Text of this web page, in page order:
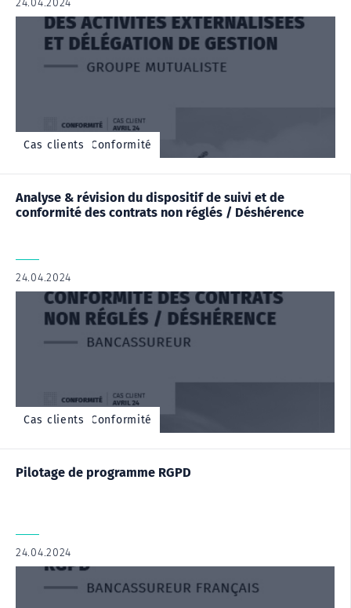
Cas client - Conformité
Cas clients
Analyse & révision du dispositif de suivi et de
conformité des contrats non réglés / Déshérence
24.04.2024
Cas client - Conformité
Cas clients
Pilotage de programme RGPD
24.04.2024